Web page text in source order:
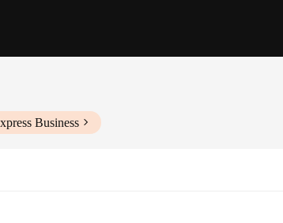
Business